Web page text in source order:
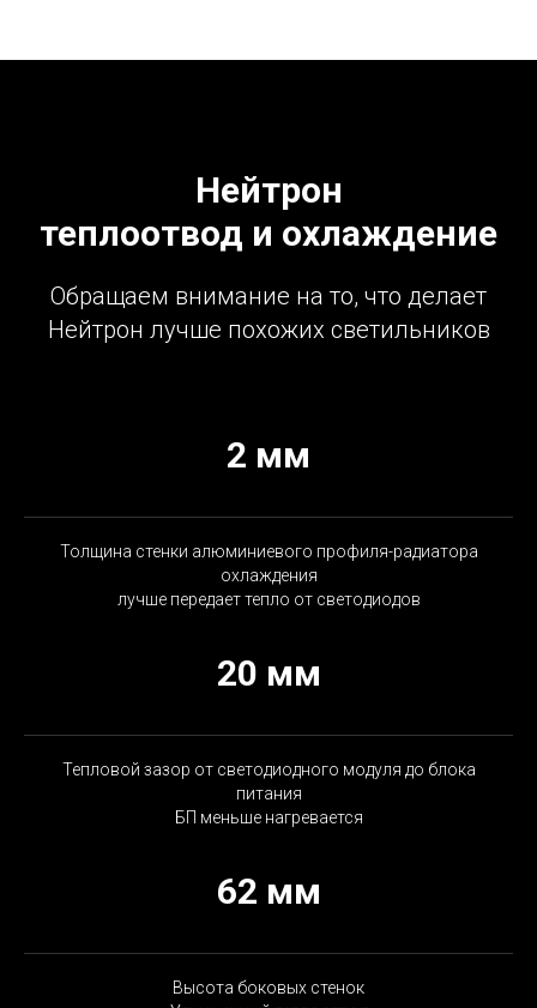
Нейтрон
теплоотвод и охлаждение
Обращаем внимание на то, что делает
Нейтрон лучше похожих светильников
2 мм
Толщина стенки алюминиевого профиля-радиатора
охлаждения
лучше передает тепло от светодиодов
20 мм
Тепловой зазор от светодиодного модуля до блока
питания
БП меньше нагревается
62 мм
Высота боковых стенок